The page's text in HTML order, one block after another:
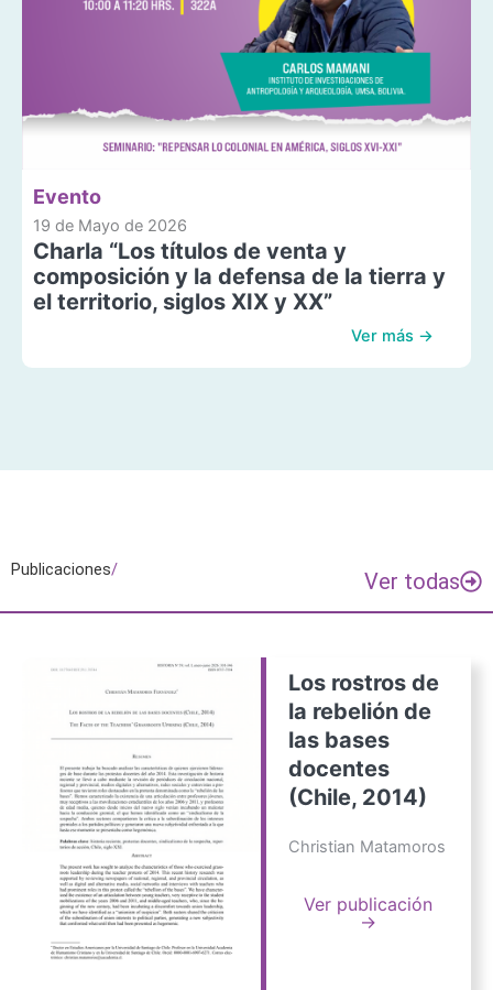
Evento
19 de Mayo de 2026
Charla “Los títulos de venta y
composición y la defensa de la tierra y
el territorio, siglos XIX y XX”
Ver más →
Publicaciones/ Ver todas
Los rostros de
la rebelión de
las bases
docentes
(Chile, 2014)
Christian Matamoros
Ver publicación
→